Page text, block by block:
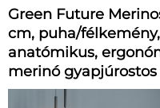
Green Future
cm, puha/
anatómikus,
merinó gyapjúrostos